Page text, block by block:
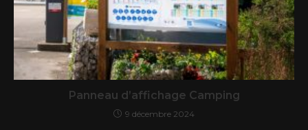
Panneau d’affichage Camping
9 décembre 2024